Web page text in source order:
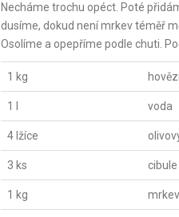
Necháme trochu opéct. Poté
dusíme, dokud není mrkev téměř
Osolíme a opepříme podle chuti.
1 kg
1 l voda
4 lžíce
3 ks cibule
1 kg mrkev